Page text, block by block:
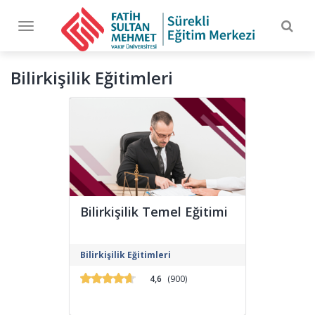
Toggle
navigation
Bilirkişilik Eğitimleri
Bilirkişilik Temel Eğitimi
Sürekli Eğitim Merkezi tarafından
düzenlenen bu eğitim programı,
bilirkişilik başvurusunda bulunmak
Bilirkişilik Eğitimleri
4,6 (900)